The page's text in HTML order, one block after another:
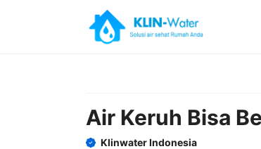
Air Keruh Bisa
Klinwater Indonesia